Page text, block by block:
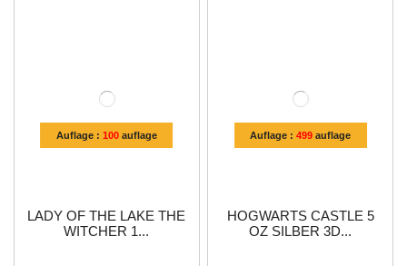
Auflage : 100auflage
LADY OF THE LAKE THE
WITCHER 1...
Auflage :499 auflage
HOGWARTS CASTLE 5
OZ SILBER 3D...